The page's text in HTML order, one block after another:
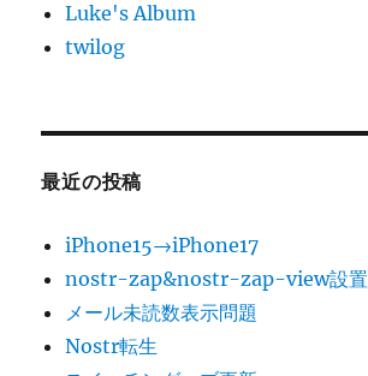
Luke's Album
twilog
最近の投稿
iPhone15→iPhone17
nostr-zap&nostr-zap-view設置
メール未読数表示問題
Nostr転生